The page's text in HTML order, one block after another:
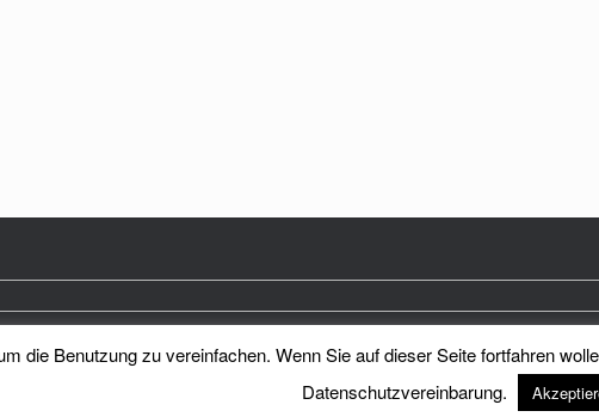
Heimatkreis Reichenberg Stadt und Land e.V.
die Benutzung zu vereinfachen. Wenn Sie auf dieser Seite fortfahren
Datenschutzvereinbarung.